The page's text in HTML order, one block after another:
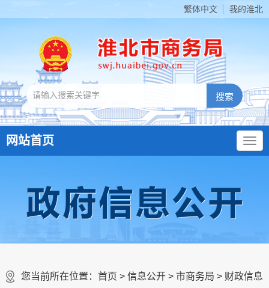
繁体中文 我的淮北
网站首页
您当前所在位置： 首页 > 信息公开 > 市商务局 > 财政信息